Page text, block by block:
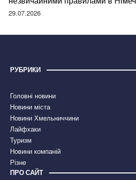
правдою
29.07.2026
РУБРИКИ
Головні новини
Новини міста
Новини Хмельниччини
Лайфхаки
Туризм
Новини компаній
Різне
ПРО САЙТ